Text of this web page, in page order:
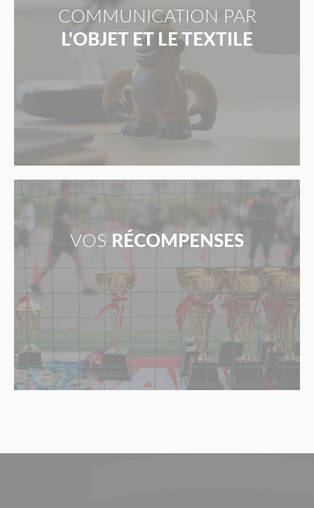
COMMUNICATION PAR
L'OBJET ET LE TEXTILE
VOS RÉCOMPENSES